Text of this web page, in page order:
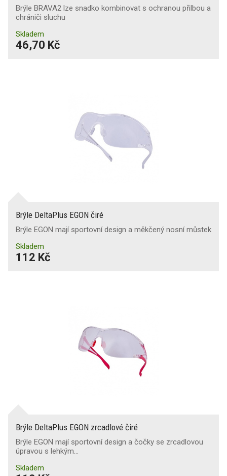
Brýle BRAVA2 lze snadko kombinovat s ochranou přilbou a
chrániči sluchu
Skladem
46,70 Kč
Brýle DeltaPlus EGON čiré
Brýle EGON mají sportovní design a měkčený nosní můstek
Skladem
112 Kč
Brýle DeltaPlus EGON zrcadlové čiré
Brýle EGON mají sportovní design a čočky se zrcadlovou
úpravou s lehkým…
Skladem